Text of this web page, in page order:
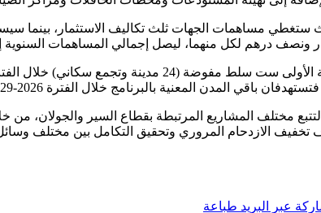
درهم لكل منهما، ليصل إجمالي المساهمات السنوية إلى 3 مليار
مختلف المشاريع المرتبطة بقطاع السير والجولان، من
تخفيف الازدحام المروري وتحقيق التكامل بين مختلف
عبر البريد طباعة